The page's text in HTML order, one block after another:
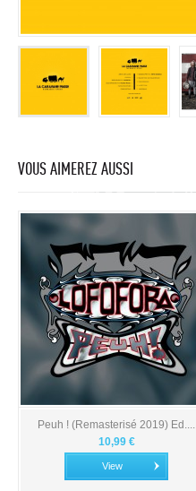
VOUS AIMEREZ AUSSI
Peuh ! (Remasterisé 2019) Ed....
10,99 €
View